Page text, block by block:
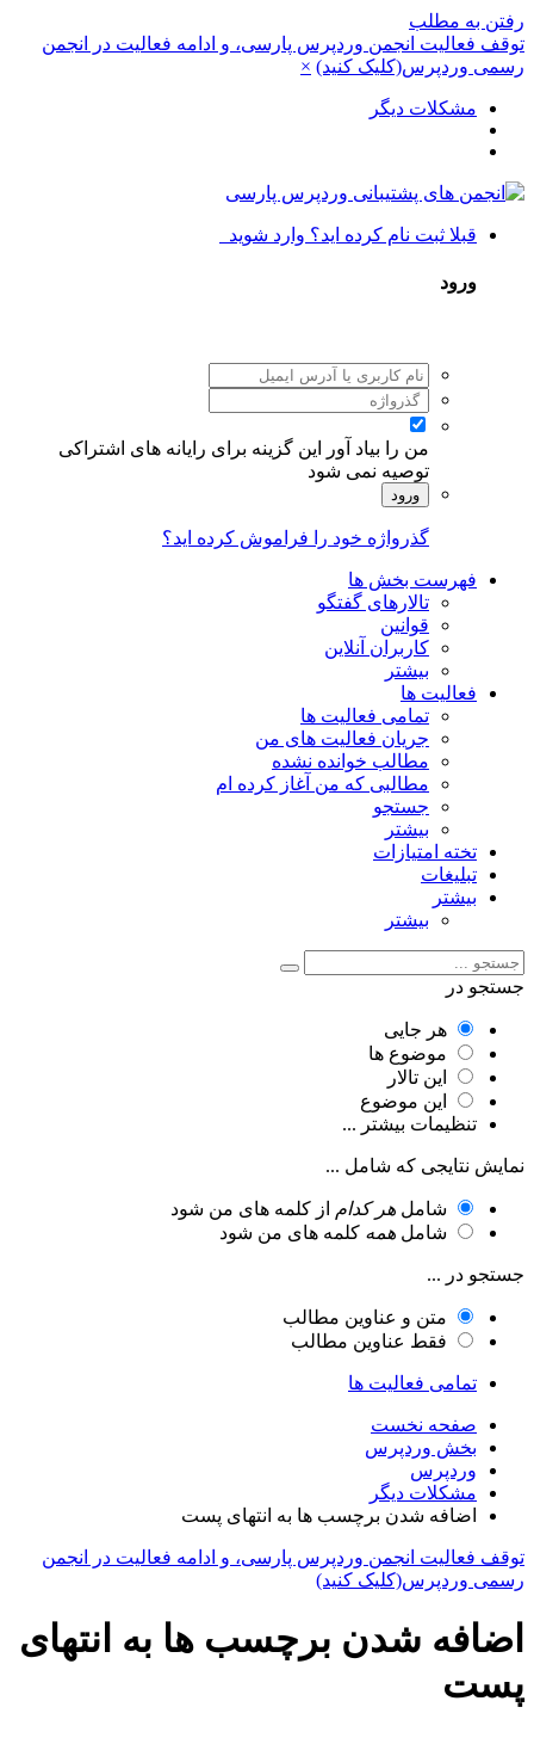
رفتن به مطلب
توقف فعالیت انجمن وردپرس پارسی، و ادامه فعالیت در انجمن
رسمی وردپرس(کلیک کنید) ×
مشکلات دیگر
قبلا ثبت نام کرده اید؟ وارد شوید
ورود
من را بیاد آور
این گزینه برای رایانه های اشتراکی
توصیه نمی شود
ورود
گذرواژه خود را فراموش کرده اید؟
فهرست بخش ها
تالارهای گفتگو
قوانین
کاربران آنلاین
بیشتر
فعالیت ها
تمامی فعالیت ها
جریان فعالیت های من
مطالب خوانده نشده
مطالبی که من آغاز کرده ام
جستجو
بیشتر
تخته امتیازات
تبلیغات
بیشتر
بیشتر
جستجو در
هر جایی
موضوع ها
این تالار
این موضوع
تنظیمات بیشتر ...
نمایش نتایجی که شامل ...
شامل هر کدام از کلمه های من شود
شامل همه کلمه های من شود
جستجو در ...
متن و عناوین مطالب
فقط عناوین مطالب
تمامی فعالیت ها
صفحه نخست
بخش وردپرس
وردپرس
مشکلات دیگر
اضافه شدن برچسب ها به انتهای پست
توقف فعالیت انجمن وردپرس پارسی، و ادامه فعالیت در انجمن
رسمی وردپرس(کلیک کنید)
اضافه شدن برچسب ها به انتهای
پست